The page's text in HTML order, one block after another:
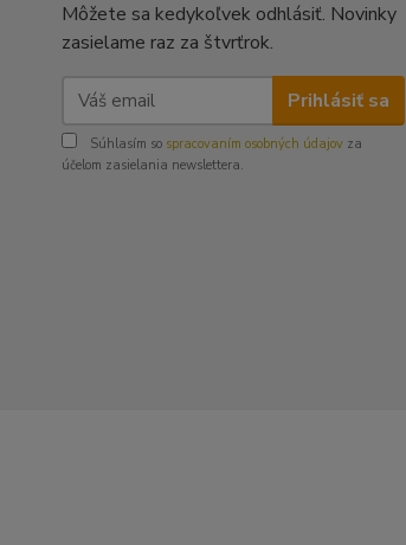
Môžete sa kedykoľvek odhlásiť. Novinky
zasielame raz za štvrťrok.
Prihlásiť sa
Súhlasím so spracovaním osobných údajov za
účelom zasielania newslettera.